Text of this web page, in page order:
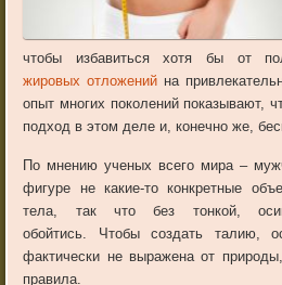
чтобы избавиться хотя бы от
жировых отложений на
опыт многих поколений показывают,
подход в этом деле и, конечно же,
По мнению ученых всего мира –
фигуре не какие-то конкретные
тела, так что без тонкой,
обойтись. Чтобы создать талию,
фактически не выражена от
правила.